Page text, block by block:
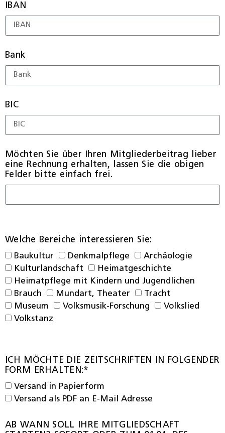
IBAN
Bank
BIC
Möchten Sie über Ihren Mitgliederbeitrag lieber
eine Rechnung erhalten, lassen Sie die obigen
Felder bitte einfach frei.
Welche Bereiche interessieren Sie:
Baukultur Denkmalpflege
Archäologie
Kulturlandschaft
Heimatgeschichte
Heimatpflege mit Kindern und Jugendlichen
Brauch
Mundart, Theater
Tracht
Museum
Volksmusik-Forschung
Volkslied
Volkstanz
ICH MÖCHTE DIE ZEITSCHRIFTEN IN FOLGENDER
FORM ERHALTEN:*
Versand in Papierform
Versand als PDF an E-Mail Adresse
AB WANN SOLL IHRE MITGLIEDSCHAFT